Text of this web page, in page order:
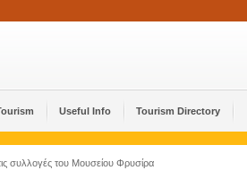
Useful Info Tourism Directory
συλλογές του Μουσείου Φρυσίρα